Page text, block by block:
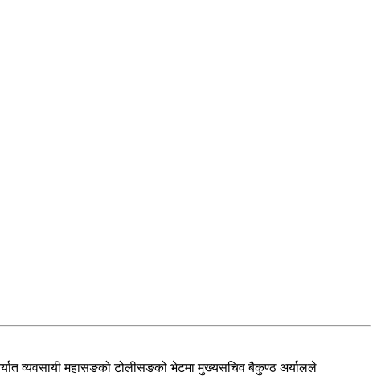
व्यवसायी महासङको टोलीसङको भेटमा मुख्यसचिव बैकुण्ठ अर्यालले